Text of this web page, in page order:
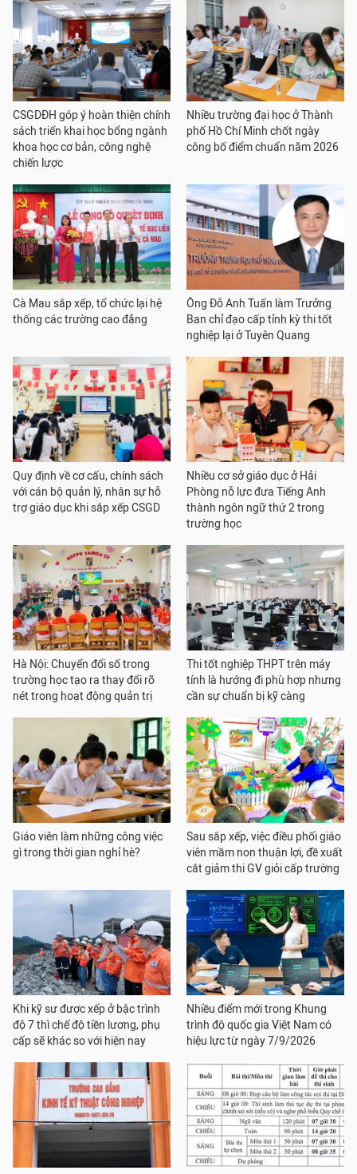
CSGDĐH góp ý hoàn thiện chính
sách triển khai học bổng ngành
khoa học cơ bản, công nghệ
chiến lược
Nhiều trường đại học ở Thành
phố Hồ Chí Minh chốt ngày
công bố điểm chuẩn năm 2026
Cà Mau sắp xếp, tổ chức lại hệ
thống các trường cao đẳng
Ông Đỗ Anh Tuấn làm Trưởng
Ban chỉ đạo cấp tỉnh kỳ thi tốt
nghiệp lại ở Tuyên Quang
Quy định về cơ cấu, chính sách
với cán bộ quản lý, nhân sự hỗ
trợ giáo dục khi sắp xếp CSGD
Nhiều cơ sở giáo dục ở Hải
Phòng nỗ lực đưa Tiếng Anh
thành ngôn ngữ thứ 2 trong
trường học
Hà Nội: Chuyển đổi số trong
trường học tạo ra thay đổi rõ
nét trong hoạt động quản trị
Thi tốt nghiệp THPT trên máy
tính là hướng đi phù hợp nhưng
cần sự chuẩn bị kỹ càng
Giáo viên làm những công việc
gì trong thời gian nghỉ hè?
Sau sắp xếp, việc điều phối giáo
viên mầm non thuận lợi, đề xuất
cắt giảm thi GV giỏi cấp trường
Khi kỹ sư được xếp ở bậc trình
độ 7 thì chế độ tiền lương, phụ
cấp sẽ khác so với hiện nay
Nhiều điểm mới trong Khung
trình độ quốc gia Việt Nam có
hiệu lực từ ngày 7/9/2026